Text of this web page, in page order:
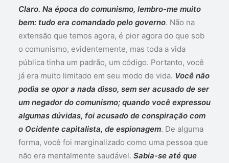
Claro. Na época do comunismo, lembro-me muito
bem: tudo era comandado pelo governo. Não na
extensão que temos agora, é pior agora do que sob
o comunismo, evidentemente, mas toda a vida
pública tinha um padrão, um código. Portanto, você
já era muito limitado em seu modo de vida. Você não
podia se opor a nada disso, sem ser acusado de ser
um negador do comunismo; quando você expressou
algumas dúvidas, foi acusado de conspiração com
o Ocidente capitalista, de espionagem. De alguma
forma, você foi marginalizado como uma pessoa que
não era mentalmente saudável. Sabia-se até que